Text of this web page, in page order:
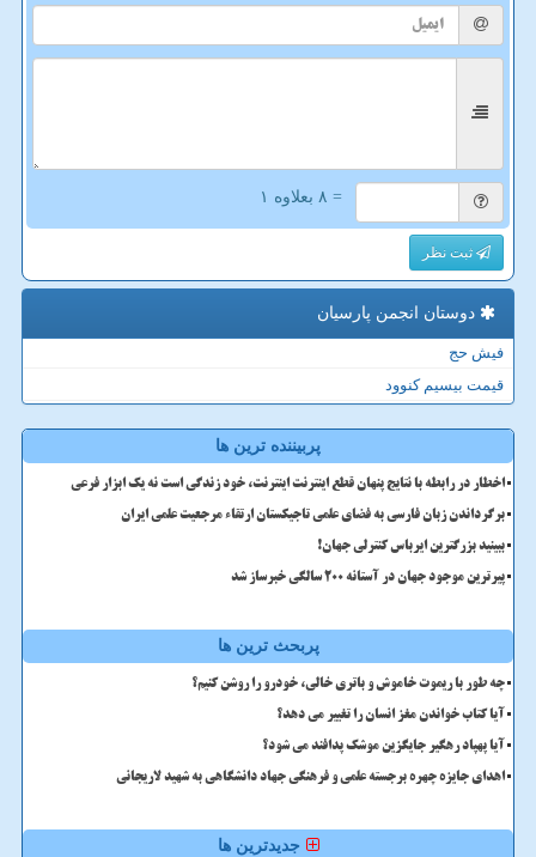
= ۸ بعلاوه ۱
ثبت نظر
دوستان انجمن پارسیان
فیش حج
قیمت بیسیم کنوود
پربیننده ترین ها
اخطار در رابطه با نتایج پنهان قطع اینترنت اینترنت، خود زندگی است نه یک ابزار فرعی
برگرداندن زبان فارسی به فضای علمی تاجیکستان ارتقاء مرجعیت علمی ایران
ببینید بزرگترین ایرباس کنترلی جهان!
پیرترین موجود جهان در آستانه ۲۰۰ سالگی خبرساز شد
پربحث ترین ها
چه طور با ریموت خاموش و باتری خالی، خودرو را روشن کنیم؟
آیا کتاب خواندن مغز انسان را تغییر می دهد؟
آیا پهپاد رهگیر جایگزین موشک پدافند می شود؟
اهدای جایزه چهره برجسته علمی و فرهنگی جهاد دانشگاهی به شهید لاریجانی
جدیدترین ها